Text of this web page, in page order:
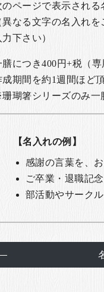
のページで表示される
異なる文字の名入れ
力下さい）
膳につき400円+税（
成期間を約1週間ほど
瑚箸シリーズのみ一
【名入れの例】
感謝の言葉を、
ご卒業・退職記
部活動やサーク